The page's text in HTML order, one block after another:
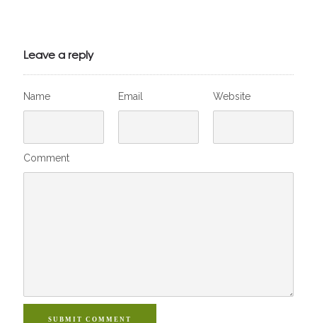
Leave a reply
Name Email Website
Comment
SUBMIT COMMENT